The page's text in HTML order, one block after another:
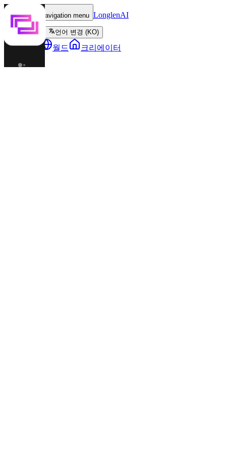
Toggle navigation menu LonglenAI
언어 변경 (KO)
캐릭터 월드 크리에이터